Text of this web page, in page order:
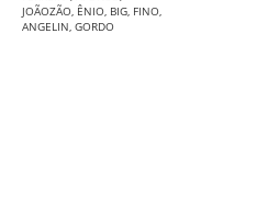
JOÃOZÃO, ÊNIO, BIG, FINO,
ANGELIN, GORDO